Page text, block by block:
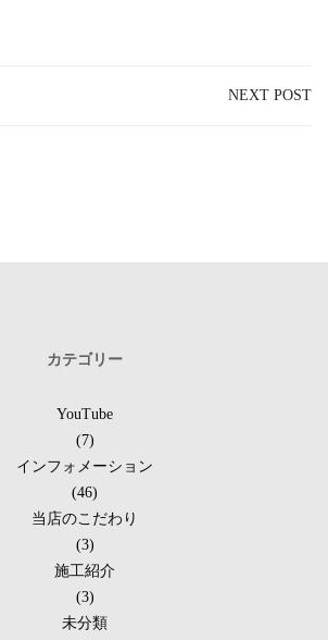
NEXT POST
カテゴリー
YouTube
(7)
インフォメーション
(46)
当店のこだわり
(3)
施工紹介
(3)
未分類